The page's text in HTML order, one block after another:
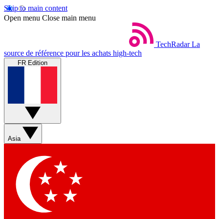
Skip to main content
Open menu Close main menu
TechRadar La
source de référence pour les achats high-tech
FR Edition
Asia